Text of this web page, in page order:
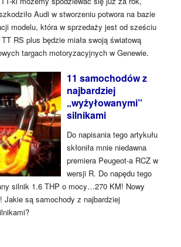
Audi w stworzeniu potwora na bazie
modelu, która w sprzedaży jest od sześciu
RS plus będzie miała swoją światową
targach motoryzacyjnych w Genewie.
11 samochodów z
najbardziej
„wyżyłowanymi”
silnikami
Do napisania tego artykułu
skłoniła mnie niedawna
premiera Peugeot-a RCZ w
wersji R. Do napędu tego
silnik 1.6 THP o mocy…270 KM! Nowy
Jakie są samochody z najbardziej